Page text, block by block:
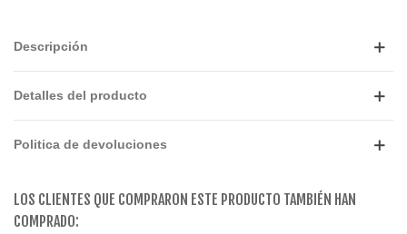
Descripción
Detalles del producto
Politica de devoluciones
LOS CLIENTES QUE COMPRARON ESTE PRODUCTO TAMBIÉN HAN
COMPRADO: